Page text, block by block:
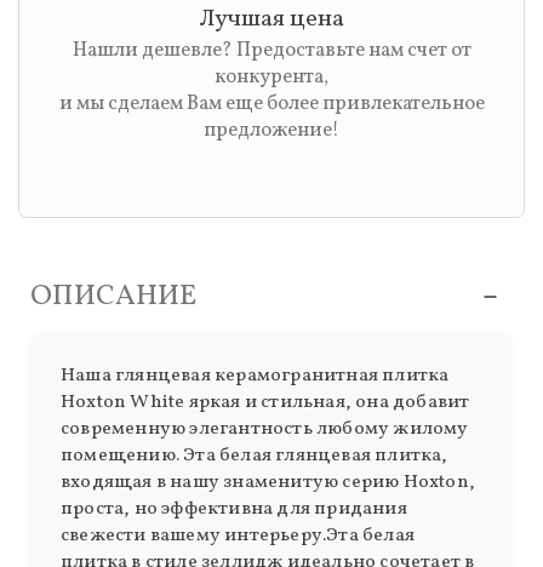
Лучшая цена
Нашли дешевле? Предоставьте нам счет от
конкурента,
и мы сделаем Вам еще более привлекательное
предложение!
ОПИСАНИЕ
Наша глянцевая керамогранитная плитка
Hoxton White яркая и стильная, она добавит
современную элегантность любому жилому
помещению. Эта белая глянцевая плитка,
входящая в нашу знаменитую серию Hoxton,
проста, но эффективна для придания
свежести вашему интерьеру.Эта белая